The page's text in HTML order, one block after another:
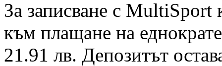
За записване с MultiSport
към плащане на
21.91 лв. Депозитът